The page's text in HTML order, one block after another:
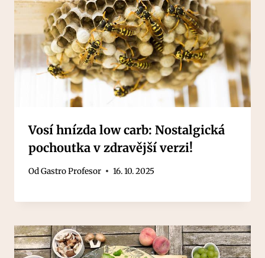
Vosí hnízda low carb: Nostalgická
pochoutka v zdravější verzi!
OdGastro Profesor 16. 10. 2025